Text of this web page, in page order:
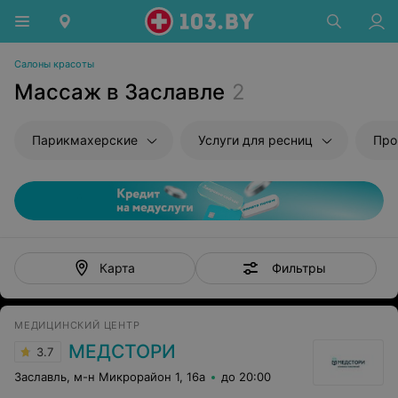
Салоны красоты
Массаж в Заславле 2
Парикмахерские Услуги для ресниц
Карта Фильтры
МЕДИЦИНСКИЙ ЦЕНТР
3.7 МЕДСТОРИ
Заславль, м-н Микрорайон 1, 16а до 20:00